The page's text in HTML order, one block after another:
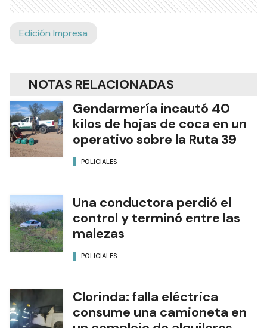
Edición Impresa
NOTAS RELACIONADAS
Gendarmería incautó 40
kilos de hojas de coca en un
operativo sobre la Ruta 39
POLICIALES
Una conductora perdió el
control y terminó entre las
malezas
POLICIALES
Clorinda: falla eléctrica
consume una camioneta en